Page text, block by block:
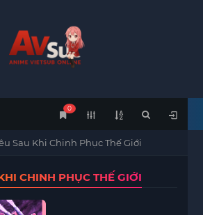
0
Sau Khi Chinh Phục Thế Giới
CHINH PHỤC THẾ GIỚI